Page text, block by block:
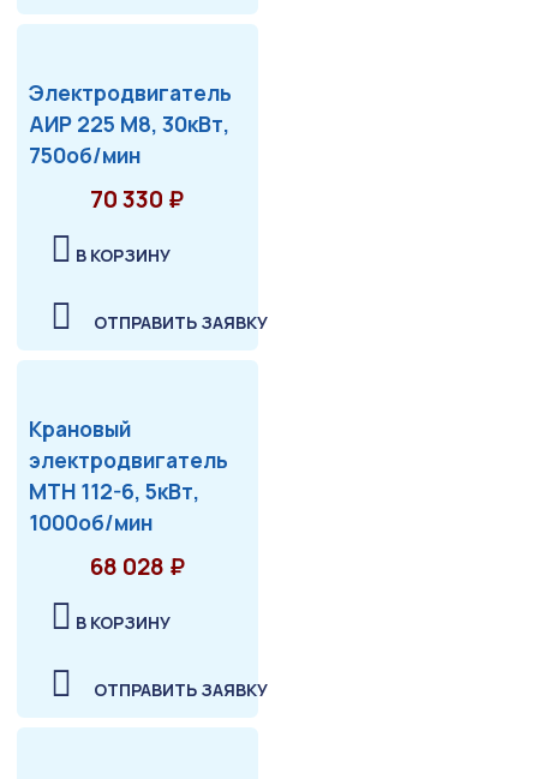
Электродвигатель
АИР 225 М8, 30кВт,
750об/мин
70 330 ₽
В КОРЗИНУ
ОТПРАВИТЬ ЗАЯВКУ
Крановый
электродвигатель
МТН 112-6, 5кВт,
1000об/мин
68 028 ₽
В КОРЗИНУ
ОТПРАВИТЬ ЗАЯВКУ